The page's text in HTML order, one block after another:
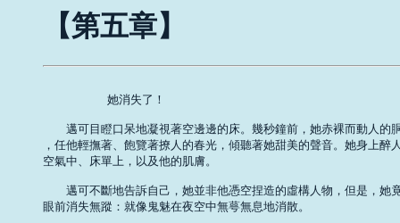
【第五章】
         她消失了！
邁可目瞪口呆地凝視著空邊邊的床。幾秒鐘前，她赤裸而動人的
，任他輕撫著、飽覽著撩人的春光，傾聽著她甜美的聲音。她身上
空氣中、床單上，以及他的肌膚。
邁可不斷地告訴自己，她並非他憑空捏造的虛構人物，但是，她
眼前消失無蹤：就像鬼魅在夜空中無萼無息地消散。